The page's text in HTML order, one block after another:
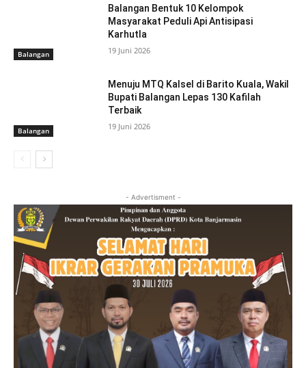
Balangan
Balangan Bentuk 10 Kelompok
Masyarakat Peduli Api Antisipasi
Karhutla
19 Juni 2026
Balangan
Menuju MTQ Kalsel di Barito Kuala, Wakil
Bupati Balangan Lepas 130 Kafilah
Terbaik
19 Juni 2026
- Advertisment -